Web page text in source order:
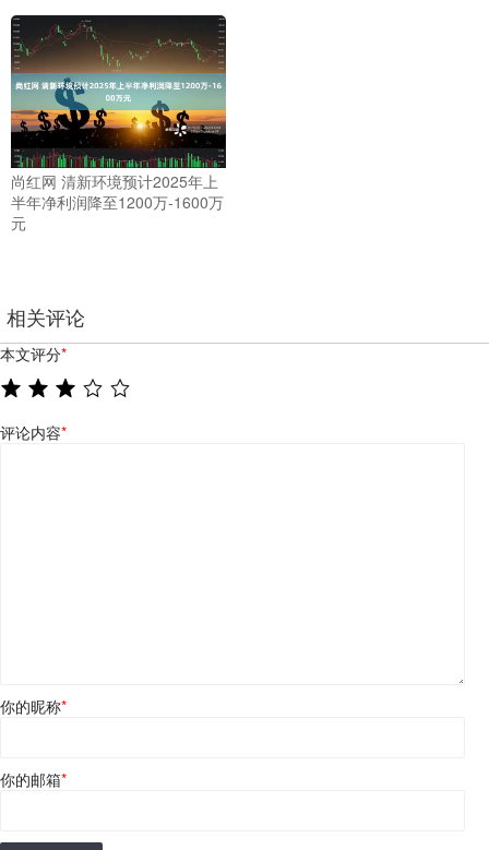
尚红网 清新环境预计2025年上
半年净利润降至1200万-1600万
元
相关评论
本文评分*
评论内容*
你的昵称*
你的邮箱*